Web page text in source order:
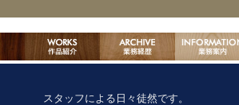
スタッフによる日々徒然です。